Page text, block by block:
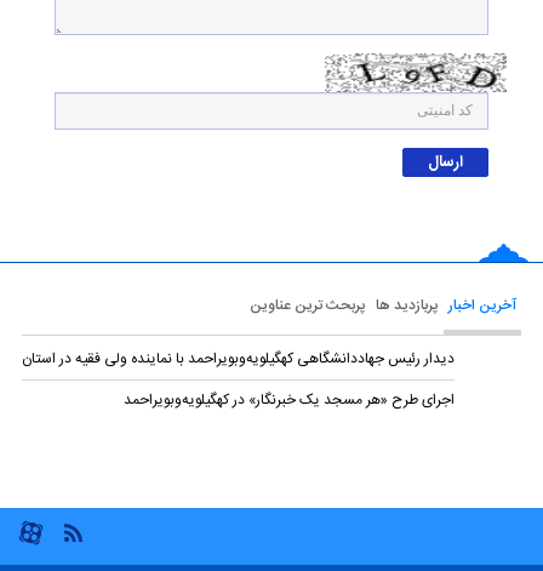
آخرین اخبار پربازدید ها پربحث ترین عناوین
دیدار رئیس جهاددانشگاهی کهگیلویه‌وبویراحمد با نماینده ولی‌ فقیه در استان
اجرای طرح «هر مسجد یک خبرنگار» در کهگیلویه‌وبویراحمد